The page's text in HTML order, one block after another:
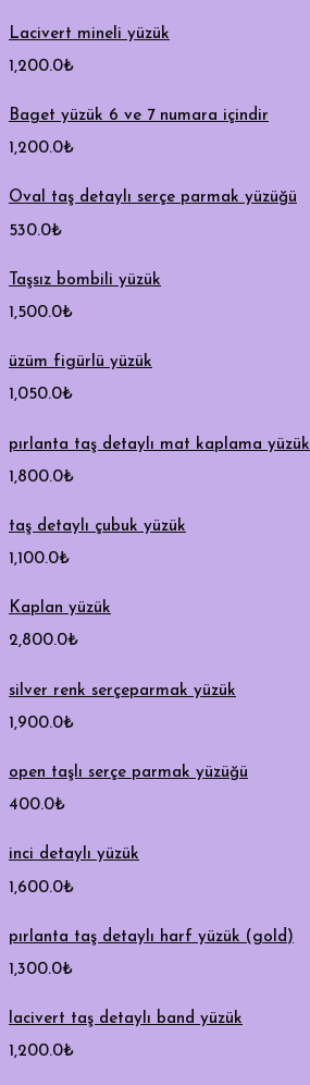
Lacivert mineli yüzük
1,200.0₺
Baget yüzük 6 ve 7 numara içindir
1,200.0₺
Oval taş detaylı serçe parmak yüzüğü
530.0₺
Taşsız bombili yüzük
1,500.0₺
üzüm figürlü yüzük
1,050.0₺
pırlanta taş detaylı mat kaplama yüzük
1,800.0₺
taş detaylı çubuk yüzük
1,100.0₺
Kaplan yüzük
2,800.0₺
silver renk serçeparmak yüzük
1,900.0₺
open taşlı serçe parmak yüzüğü
400.0₺
inci detaylı yüzük
1,600.0₺
pırlanta taş detaylı harf yüzük (gold)
1,300.0₺
lacivert taş detaylı band yüzük
1,200.0₺